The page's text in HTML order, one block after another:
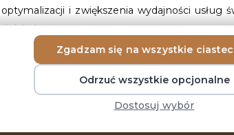
i zwiększenia wydajności usług
procesów niezbędnych dla pełnej
zawartości stron
Użytkownika oraz optymalizacji
Zgadzam się na wszystkie
Odrzuć wszystkie opcjonalne
Dostosuj wybór